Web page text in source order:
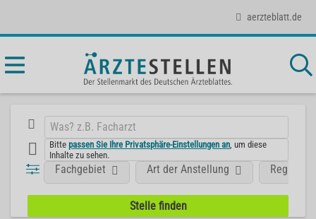
aerzteblatt.de
Bittepassen Sie Ihre Privatsphäre-Einstellungen an , um diese
Inhalte zu sehen.
Fachgebiet Art der Anstellung Region